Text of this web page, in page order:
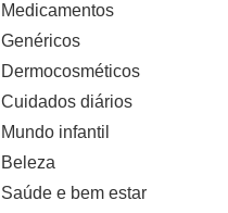
Medicamentos
Genéricos
Dermocosméticos
Cuidados diários
Mundo infantil
Beleza
Saúde e bem estar